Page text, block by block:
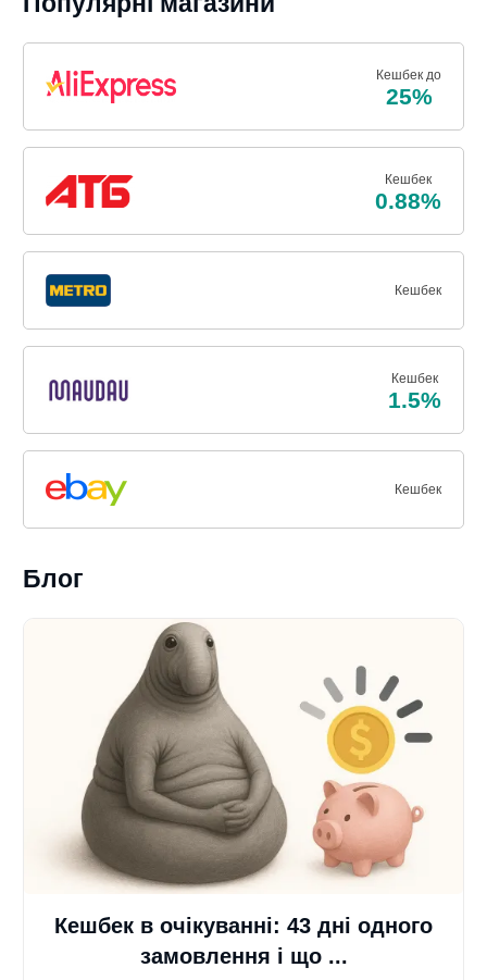
Кешбек до
25%
Кешбек
0.88%
Кешбек
Кешбек
1.5%
Кешбек
Блог
Кешбек в очікуванні: 43 дні одного
замовлення і що ...